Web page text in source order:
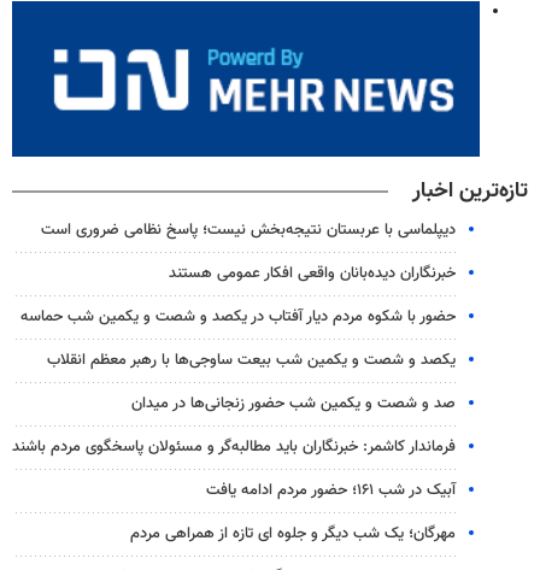
تازه‌ترین اخبار
دیپلماسی با عربستان نتیجه‌بخش نیست؛ پاسخ نظامی ضروری است
خبرنگاران دیده‌بانان واقعی افکار عمومی هستند
حضور با شکوه مردم دیار آفتاب در یکصد و شصت و یکمین شب حماسه
یکصد و شصت و یکمین شب بیعت ساوجی‌ها با رهبر معظم انقلاب
صد و شصت و یکمین شب حضور زنجانی‌ها در میدان
فرماندار کاشمر: خبرنگاران باید مطالبه‌گر و مسئولان پاسخگوی مردم باشند
آبیک در شب ۱۶۱؛ حضور مردم ادامه یافت
مهرگان؛ یک شب دیگر و جلوه ای تازه از همراهی مردم